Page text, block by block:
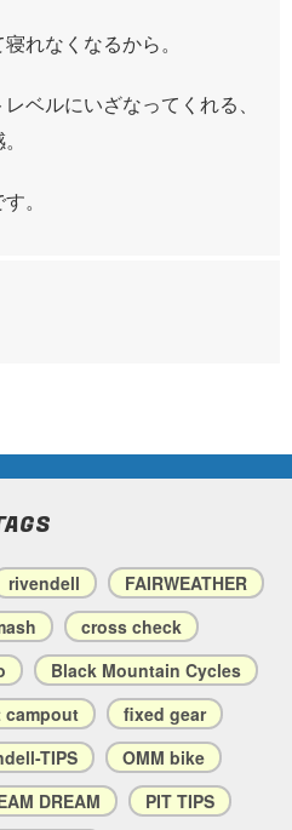
れなくなるから。
ベルにいざなってくれる、
。
rivendell
FAIRWEATHER
cross check
Black Mountain Cycles
campout
fixed gear
TIPS
OMM bike
DREAM
PIT TIPS